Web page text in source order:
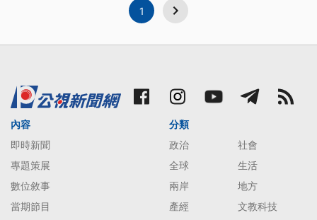
1
內容
即時新聞
專題策展
數位敘事
當期節目
分類
政治
社會
全球
生活
兩岸
地方
產經
文教科技